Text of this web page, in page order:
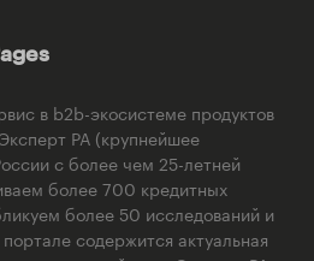
в b2b-экосистеме продуктов
РА (крупнейшее
с более чем 25-летней
более 700 кредитных
более 50 исследований и
содержится актуальная